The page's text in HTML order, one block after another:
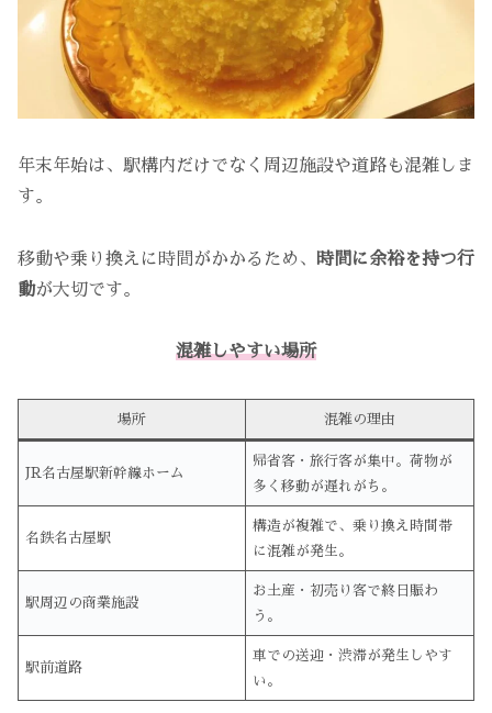
年末年始は、駅構内だけでなく周辺施設や道路も混雑しま
す。
移動や乗り換えに時間がかかるため、
時間に余裕を持つ行
動が大切です。
混雑しやすい場所
場所 混雑の理由
JR名古屋駅新幹線ホーム
帰省客・旅行客が集中。荷物が
多く移動が遅れがち。
名鉄名古屋駅
構造が複雑で、乗り換え時間帯
に混雑が発生。
駅周辺の商業施設
お土産・初売り客で終日賑わ
う。
駅前道路
車での送迎・渋滞が発生しやす
い。